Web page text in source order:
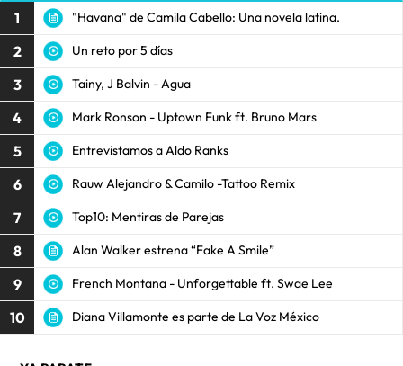
1 "Havana" de Camila Cabello: Una novela latina.
2 Un reto por 5 días
3 Tainy, J Balvin - Agua
4 Mark Ronson - Uptown Funk ft. Bruno Mars
5 Entrevistamos a Aldo Ranks
6 Rauw Alejandro & Camilo -Tattoo Remix
7 Top10: Mentiras de Parejas
8 Alan Walker estrena “Fake A Smile”
9 French Montana - Unforgettable ft. Swae Lee
10 Diana Villamonte es parte de La Voz México